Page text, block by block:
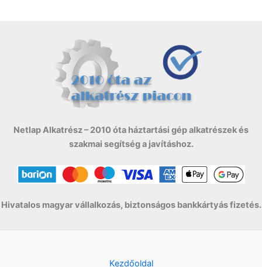
Netlap Alkatrész – 2010 óta háztartási gép alkatrészek és
szakmai segítség a javításhoz.
Hivatalos magyar vállalkozás, biztonságos bankkártyás fizetés.
Kezdőoldal